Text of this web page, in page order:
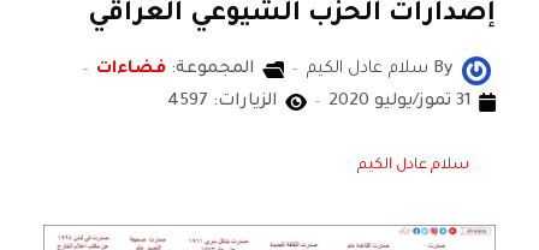
إصدارات الحزب الشيوعي العراقي
By سلام عادل الكيم المجموعة: فضاءات
31 تموز/يوليو 2020
الزيارات: 4597
سلام عادل الكيم